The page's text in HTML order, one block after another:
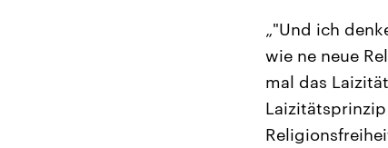
„"Und ich
wie ne neue
mal das